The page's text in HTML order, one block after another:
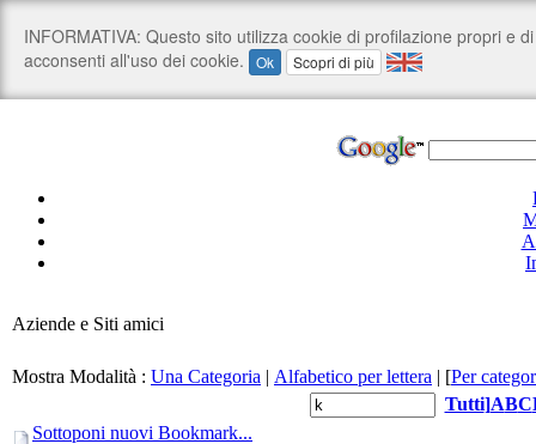
Aziende e Siti amici
Mostra Modalità : Una Categoria | Alfabetico per lettera | [Per
Tutti]ABC
Sottoponi nuovi Bookmark...